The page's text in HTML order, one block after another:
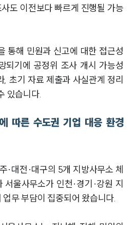
도 이전보다 빠르게 진행될 가능
통해 민원과 신고에 대한 접근성
되기에 공정위 조사 개시 가능성
, 초기 자료 제출과 사실관계 정리
있습니다.
따른 수도권 기업 대응 환경
·대전·대구의 5개 지방사무소 체
서울사무소가 인천·경기·강원 지
무 부담이 집중되어 왔습니다.